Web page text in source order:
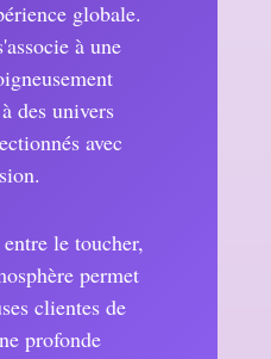
globale.
à une
des univers
avec
le toucher,
permet
clientes de
profonde